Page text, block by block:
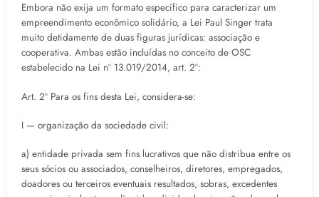
Embora não exija um formato específico para caracterizar um
empreendimento econômico solidário, a Lei Paul Singer trata
muito detidamente de duas figuras jurídicas: associação e
cooperativa. Ambas estão incluídas no conceito de OSC
estabelecido na Lei nº 13.019/2014, art. 2º:
Art. 2º Para os fins desta Lei, considera-se:
I — organização da sociedade civil:
a) entidade privada sem fins lucrativos que não distribua entre os
seus sócios ou associados, conselheiros, diretores, empregados,
doadores ou terceiros eventuais resultados, sobras, excedentes